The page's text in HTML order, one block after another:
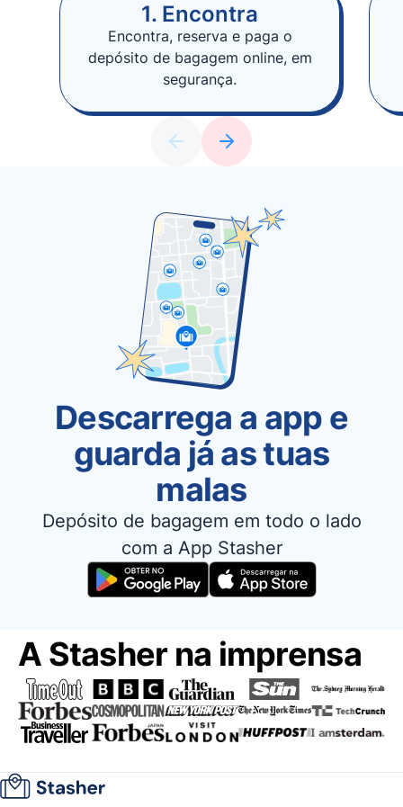
1. Encontra
Encontra, reserva e paga o
depósito de bagagem online, em
segurança.
Descarrega a app e
guarda já as tuas
malas
Depósito de bagagem em todo o lado
com a App Stasher
A Stasher na imprensa